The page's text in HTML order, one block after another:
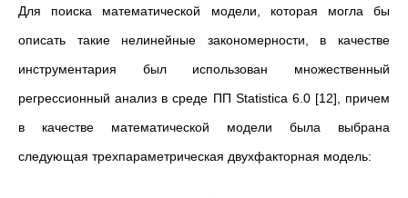
Для поиска математической модели, которая могла бы
описать такие нелинейные закономерности, в качестве
инструментария был использован множественный
регрессионный анализ в среде ПП Statistica 6.0 [12], причем
в качестве математической модели была выбрана
следующая трехпараметрическая двухфакторная модель: